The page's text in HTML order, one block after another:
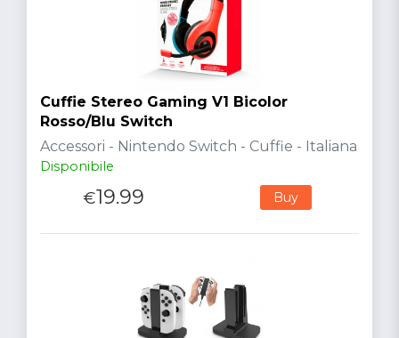
Cuffie Stereo Gaming V1 Bicolor
Rosso/Blu Switch
Accessori - Nintendo Switch - Cuffie - Italiana
Disponibile
€19.99 Buy